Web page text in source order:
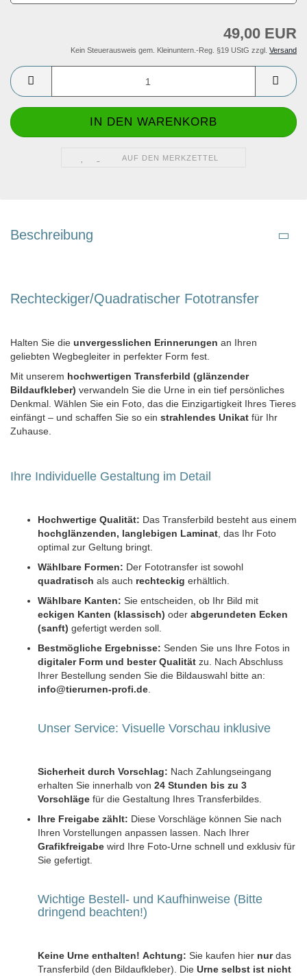
49,00 EUR
Kein Steuerausweis gem. Kleinuntern.-Reg. §19 UStG zzgl. Versand
AUF DEN MERKZETTEL
Beschreibung
Rechteckiger/Quadratischer Fototransfer
Halten Sie die unvergesslichen Erinnerungen an Ihren
geliebten Wegbegleiter in perfekter Form fest.
Mit unserem hochwertigen Transferbild (glänzender
Bildaufkleber) verwandeln Sie die Urne in ein tief persönliches
Denkmal. Wählen Sie ein Foto, das die Einzigartigkeit Ihres Tieres
einfängt – und schaffen Sie so ein strahlendes Unikat für Ihr
Zuhause.
Ihre Individuelle Gestaltung im Detail
Hochwertige Qualität: Das Transferbild besteht aus einem
hochglänzenden, langlebigen Laminat, das Ihr Foto
optimal zur Geltung bringt.
Wählbare Formen: Der Fototransfer ist sowohl
quadratisch als auch rechteckig erhältlich.
Wählbare Kanten: Sie entscheiden, ob Ihr Bild mit
eckigen Kanten (klassisch) oder abgerundeten Ecken
(sanft) gefertigt werden soll.
Bestmögliche Ergebnisse: Senden Sie uns Ihre Fotos in
digitaler Form und bester Qualität zu. Nach Abschluss
Ihrer Bestellung senden Sie die Bildauswahl bitte an:
info@tierurnen-profi.de.
Unser Service: Visuelle Vorschau inklusive
Sicherheit durch Vorschlag: Nach Zahlungseingang
erhalten Sie innerhalb von 24 Stunden bis zu 3
Vorschläge für die Gestaltung Ihres Transferbildes.
Ihre Freigabe zählt: Diese Vorschläge können Sie nach
Ihren Vorstellungen anpassen lassen. Nach Ihrer
Grafikfreigabe wird Ihre Foto-Urne schnell und exklusiv für
Sie gefertigt.
Wichtige Bestell- und Kaufhinweise (Bitte
dringend beachten!)
Keine Urne enthalten! Achtung: Sie kaufen hier nurdas
Transferbild (den Bildaufkleber). Die Urne selbst ist nicht